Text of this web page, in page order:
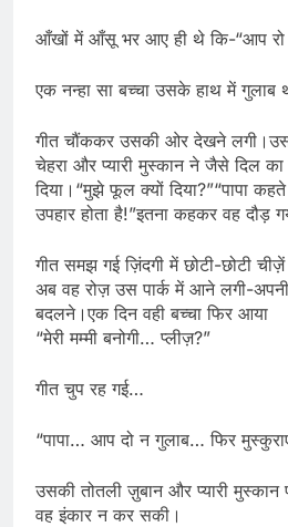
आँखों में आँसू भर आए ही थे कि-“आप रो
एक नन्हा सा बच्चा उसके हाथ में गुलाब
गीत चौंककर उसकी ओर देखने
चेहरा और प्यारी मुस्कान ने जैसे दिल का
दिया।“मुझे फूल क्यों दिया?”“पापा
उपहार होता है!”इतना कहकर वह दौड़
गीत समझ गई ज़िंदगी में छोटी-छोटी
अब वह रोज़ उस पार्क में आने लगी-
बदलने।एक दिन वही बच्चा फिर आया
“मेरी मम्मी बनोगी… प्लीज़?”
गीत चुप रह गई…
“पापा… आप दो न गुलाब… फिर
उसकी तोतली ज़ुबान और प्यारी
वह इंकार न कर सकी।